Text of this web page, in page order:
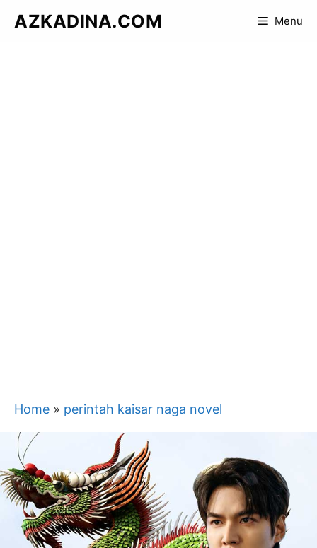
AZKADINA.COM Menu
Home » perintah kaisar naga novel